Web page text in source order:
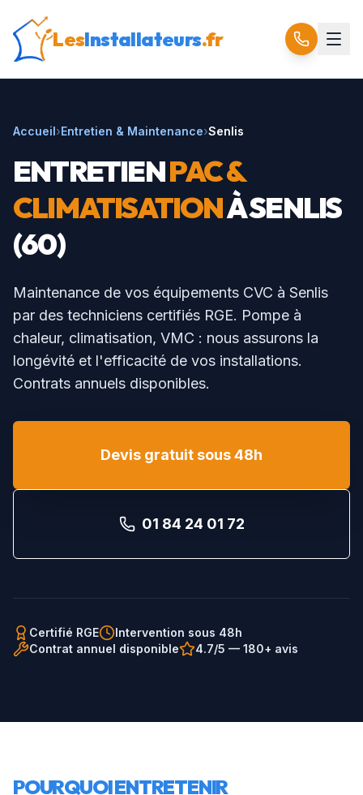
LesInstallateurs.fr
Accueil›Entretien & Maintenance›Senlis
ENTRETIENPAC &
CLIMATISATIONÀSENLIS
(60)
Maintenance de vos équipements CVC à Senlis
par des techniciens certifiés RGE. Pompe à
chaleur, climatisation, VMC : nous assurons la
longévité et l'efficacité de vos installations.
Contrats annuels disponibles.
Devis gratuit sous 48h
01 84 24 01 72
Certifié RGE
Intervention sous 48h
Contrat annuel disponible
4.7/5 — 180+ avis
POURQUOI ENTRETENIR